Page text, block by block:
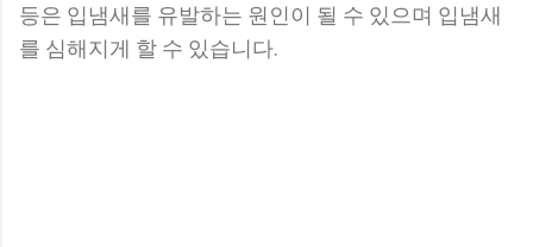
등은 입냄새를 유발하는 원인이 될 수 있으며 입냄새
를 심해지게 할 수 있습니다.